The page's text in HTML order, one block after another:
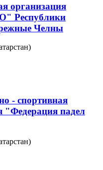
организация
Республики
Челны
- спортивная
"Федерация падел